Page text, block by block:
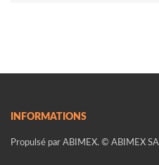
INFORMATIONS
Propulsé par ABIMEX. © ABIMEX